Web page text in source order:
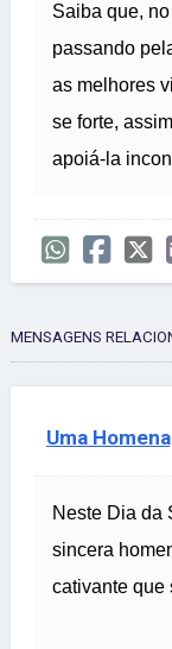
Saiba que,
passando
as melhores
se forte,
apoiá-la
MENSAGENS
Uma
Neste Dia da
sincera
cativante que